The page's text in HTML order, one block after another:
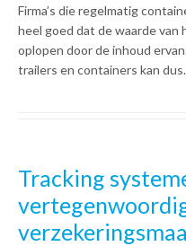
Firma’s die regelmatig
heel goed dat de waarde van
oplopen door de inhoud
trailers en containers kan
Tracking